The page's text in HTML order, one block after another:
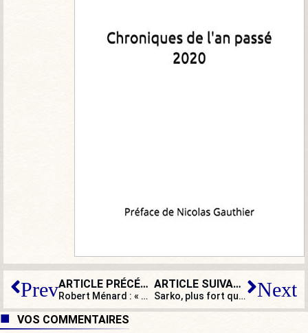
Prev ARTICLE PRÉCÉDENT
Robert Ménard : « À Béziers, on a armé notre police municipale mais la législation limite son action »
ARTICLE SUIVANT
Sarko, plus fort que Musso ! Next
VOS COMMENTAIRES